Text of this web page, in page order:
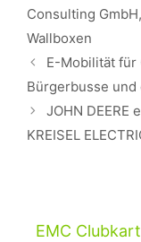
Consulting GmbH,
Wallboxen
Beitrags-
Navigation
E-Mobilität für
Bürgerbusse und
JOHN
KREISEL
EMC